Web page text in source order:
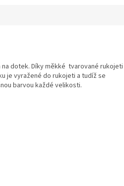
dotek. Díky měkké tvarované rukojeti
je vyražené do rukojeti a tudíž se
barvou každé velikosti.